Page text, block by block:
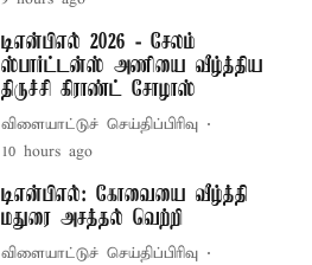
டிஎன்பிஎல் 2026 - சேலம்
ஸ்பார்ட்டன்ஸ் அணியை வீழ்த்திய
திருச்சி கிராண்ட் சோழாஸ்
விளையாட்டுச் செய்திப்பிரிவு
10 hours ago
டிஎன்பிஎல்: கோவையை வீழ்த்தி
மதுரை அசத்தல் வெற்றி
விளையாட்டுச் செய்திப்பிரிவு